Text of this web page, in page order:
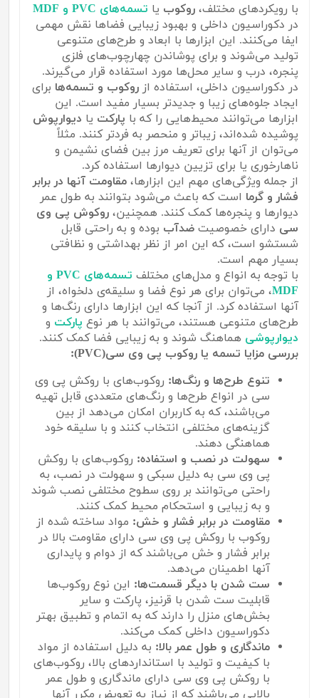
با رویکردهای مختلف، روکوب یا تسمه‌های PVC و MDF
در دکوراسیون داخلی و بهبود زیبایی فضاها نقش مهمی
ایفا می‌کنند. این ابزارها با ابعاد و طرح‌های متنوعی
تولید می‌شوند و برای پوشاندن چهارچوب‌های فلزی
پنجره، درب و سایر محل‌ها مورد استفاده قرار می‌گیرند.
در دکوراسیون داخلی، استفاده از روکوب و تسمه‌ها برای
ایجاد جلوه‌های زیبا و جدیدتر بسیار مفید است. این
ابزارها می‌توانند محیط‌هایی را که با پارکت یا دیوارپوش
پوشیده شده‌اند، زیباتر و منحصر به فرد‌تر کنند. مثلاً
می‌توان از آنها برای تعریف مرز بین فضای نشیمن و
ناهارخوری یا برای تزیین دیوارها استفاده کرد.
از جمله ویژگی‌های مهم این ابزارها، مقاومت آنها در برابر
فشار و گرما است که باعث می‌شود بتوانند به طول عمر
دیوارها و پنجره‌ها کمک کنند. همچنین، روکوش پی وی
سی دارای خصوصیت ضدآب بوده و به راحتی قابل
شستشو است، که این امر از نظر بهداشتی و نظافتی
بسیار مهم است.
با توجه به انواع و مدل‌های مختلف
تسمه‌های PVC و
MDF، می‌توان برای هر نوع فضا و سلیقه‌ی دلخواه، از
آنها استفاده کرد. از آنجا که این ابزارها دارای رنگ‌ها و
طرح‌های متنوعی هستند، می‌توانند با هر نوع پارکت و
دیوارپوشی هماهنگ شوند و به زیبایی فضا کمک کنند.
بررسی مزایا تسمه یا روکوب پی وی سی(PVC):
تنوع طرح‌ها و رنگ‌ها: روکوب‌های با روکش پی وی
سی در انواع طرح‌ها و رنگ‌های متعددی قابل تهیه
می‌باشند، که به کاربران امکان می‌دهد از بین
گزینه‌های مختلفی انتخاب کنند و با سلیقه خود
هماهنگی دهند.
سهولت در نصب و استفاده: روکوب‌های با روکش
پی وی سی به دلیل سبکی و سهولت در نصب، به
راحتی می‌توانند بر روی سطوح مختلفی نصب شوند
و به زیبایی و استحکام محیط کمک کنند.
مقاومت در برابر فشار و خش: مواد ساخته شده از
روکوب با روکش پی وی سی دارای مقاومت بالا در
برابر فشار و خش می‌باشند که از دوام و پایداری
آنها اطمینان می‌دهد.
ست شدن با دیگر قسمت‌ها: این نوع روکوب‌ها
قابلیت ست شدن با قرنیز، پارکت و سایر
بخش‌های منزل را دارند که به اتمام و تطبیق بهتر
دکوراسیون داخلی کمک می‌کند.
ماندگاری و طول عمر بالا: به دلیل استفاده از مواد
با کیفیت و تولید با استانداردهای بالا، روکوب‌های
با روکش پی وی سی دارای ماندگاری و طول عمر
بالایی می‌باشند که از نیاز به تعویض مکرر آنها